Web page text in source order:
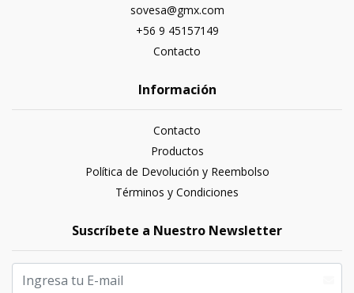
sovesa@gmx.com
+56 9 45157149
Contacto
Información
Contacto
Productos
Política de Devolución y Reembolso
Términos y Condiciones
Suscríbete a Nuestro Newsletter